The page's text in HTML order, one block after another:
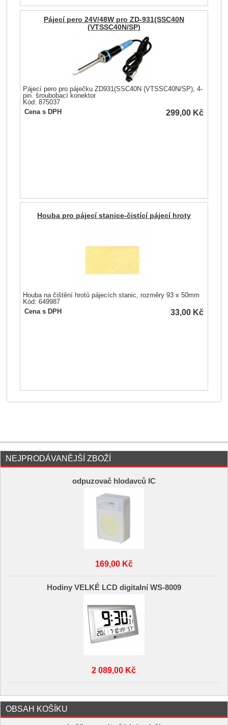
Pájecí pero 24V/48W pro ZD-931(SSC40N
(VTSSC40N/SP)
Pájecí pero pro páječku ZD931(SSC40N (VTSSC40N/SP), 4-
pin. šroubobací konektor
Kód: 875037
Cena s DPH
299,00 Kč
Houba pro pájecí stanice-čistící pájecí hroty
Houba na čištění hrotů pájecích stanic, rozměry 93 x 50mm
Kód: 649987
Cena s DPH
33,00 Kč
NEJPRODÁVANĚJŠÍ ZBOŽÍ
odpuzovač hlodavců IC
169,00 Kč
Hodiny VELKÉ LCD digitalní WS-8009
2 089,00 Kč
OBSAH KOŠÍKU